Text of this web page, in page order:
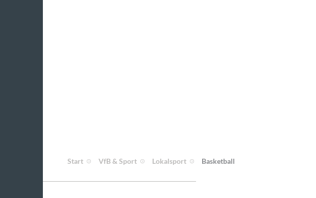
Start VfB & Sport Lokalsport Basketball